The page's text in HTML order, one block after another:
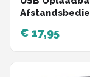
kleuren -
verlichting -
voor Baby,
Touch Control
€ 17,95